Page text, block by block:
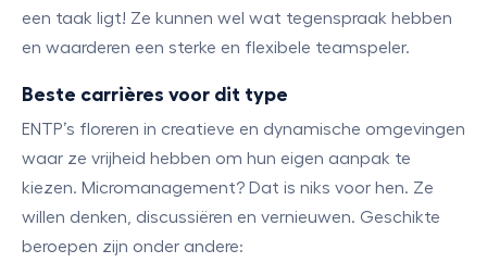
een taak ligt! Ze kunnen wel wat tegenspraak hebben
en waarderen een sterke en flexibele teamspeler.
Beste carrières voor dit type
ENTP’s floreren in creatieve en dynamische omgevingen
waar ze vrijheid hebben om hun eigen aanpak te
kiezen. Micromanagement? Dat is niks voor hen. Ze
willen denken, discussiëren en vernieuwen. Geschikte
beroepen zijn onder andere: